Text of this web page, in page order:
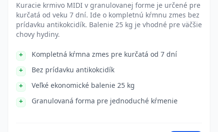
Kuracie krmivo MIDI v granulovanej forme je určené pre
kurčatá od veku 7 dní. Ide o kompletnú kŕmnu zmes bez
prídavku antikokcidík. Balenie 25 kg je vhodné pre väčšie
chovy hydiny.
Kompletná kŕmna zmes pre kurčatá od 7 dní
Bez prídavku antikokcidík
Veľké ekonomické balenie 25 kg
Granulovaná forma pre jednoduché kŕmenie